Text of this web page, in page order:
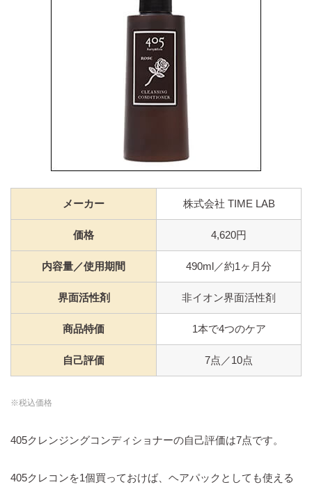
メーカー 株式会社 TIME LAB
価格 4,620円
内容量／使用期間 490ml／約1ヶ月分
界面活性剤 非イオン界面活性剤
商品特価 1本で4つのケア
自己評価 7点／10点
※税込価格
405クレンジングコンディショナーの自己評価は7点です。
405クレコンを1個買っておけば、ヘアパックとしても使える